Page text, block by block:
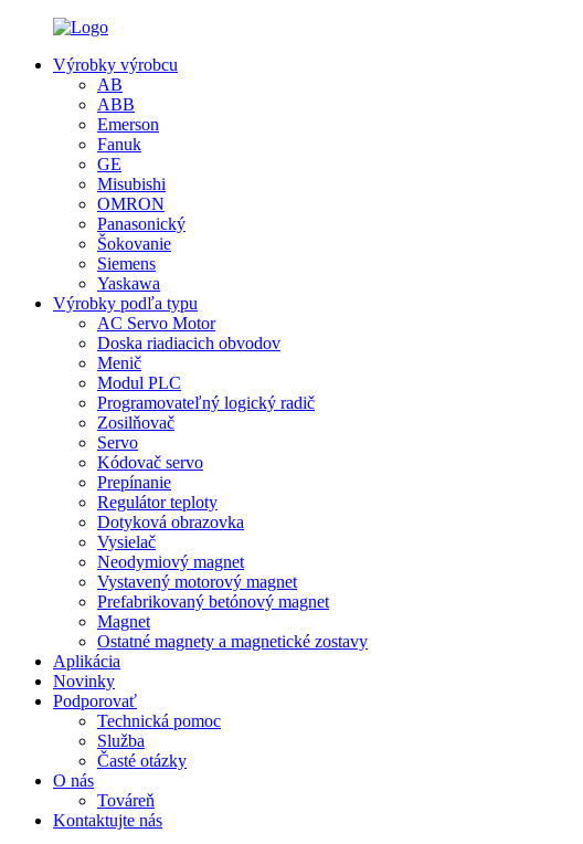
Výrobky výrobcu
AB
ABB
Emerson
Fanuk
GE
Misubishi
OMRON
Panasonický
Šokovanie
Siemens
Yaskawa
Výrobky podľa typu
AC Servo Motor
Doska riadiacich obvodov
Menič
Modul PLC
Programovateľný logický radič
Zosilňovač
Servo
Kódovač servo
Prepínanie
Regulátor teploty
Dotyková obrazovka
Vysielač
Neodymiový magnet
Vystavený motorový magnet
Prefabrikovaný betónový magnet
Magnet
Ostatné magnety a magnetické zostavy
Aplikácia
Novinky
Podporovať
Technická pomoc
Služba
Časté otázky
O nás
Továreň
Kontaktujte nás